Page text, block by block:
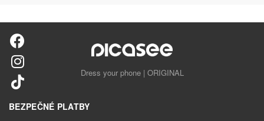
Dress your phone | ORIGINAL
BEZPEČNÉ PLATBY